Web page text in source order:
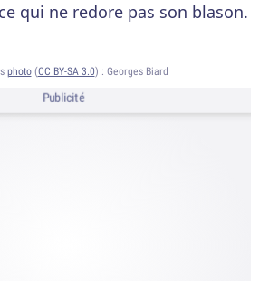
qui ne redore pas son blason.
photo(CC BY-SA 3.0) : Georges Biard
Publicité